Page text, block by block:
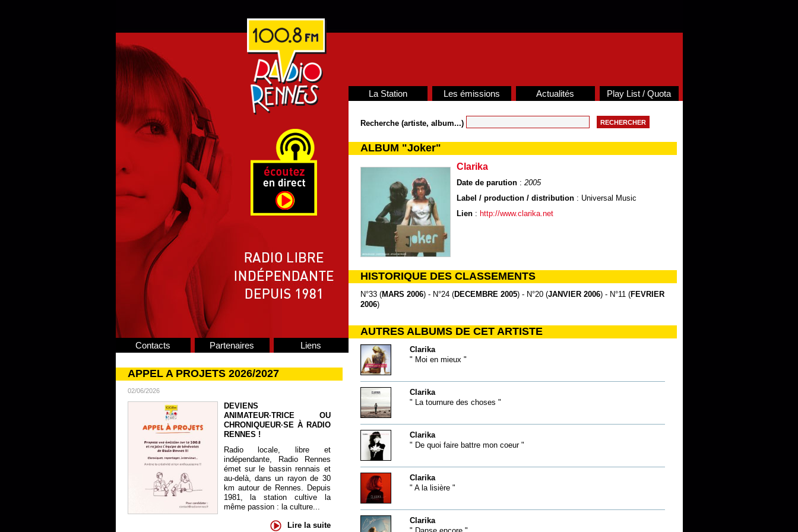
Contacts Partenaires Liens
APPEL A PROJETS 2026/2027
02/06/2026
DEVIENS
ANIMATEUR·TRICE OU
CHRONIQUEUR·SE À RADIO
RENNES !
Radio locale, libre et
indépendante, Radio Rennes
émet sur le bassin rennais et
au-delà, dans un rayon de 30
km autour de Rennes. Depuis
1981, la station cultive la
même passion : la culture...
Lire la suite
La Station Les émissions Actualités Play List / Quota
Recherche (artiste, album...)
ALBUM "Joker"
Clarika
Date de parution: 2005
Label / production / distribution: Universal Music
Lien: http://www.clarika.net
HISTORIQUE DES CLASSEMENTS
N°33 (MARS 2006) - N°24 (DECEMBRE 2005) - N°20 (JANVIER 2006) - N°11 (FEVRIER
2006)
AUTRES ALBUMS DE CET ARTISTE
Clarika
" Moi en mieux "
Clarika
" La tournure des choses "
Clarika
" De quoi faire battre mon coeur "
Clarika
" A la lisière "
Clarika